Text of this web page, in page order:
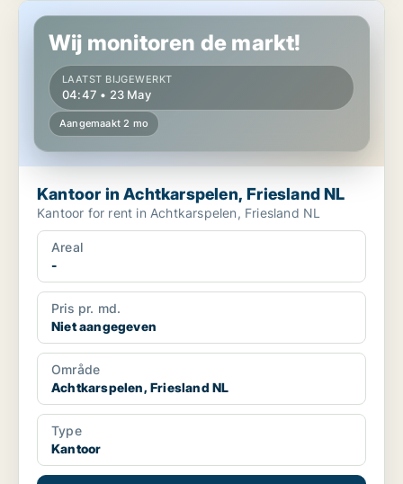
Kantoor in Achtkarspelen, Friesland NL
Wij monitoren de markt!
LAATST BIJGEWERKT
04:47 • 23 May
Aangemaakt 2 mo
Kantoor in Achtkarspelen, Friesland NL
Kantoor for rent in Achtkarspelen, Friesland NL
Areal
-
Pris pr. md.
Niet aangegeven
Område
Achtkarspelen, Friesland NL
Type
Kantoor